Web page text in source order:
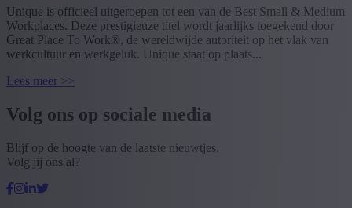
Unique is officieel uitgeroepen tot een van de Best Small & Medium
Workplaces. Deze prestigieuze titel wordt jaarlijks toegekend door
Great Place To Work®, de wereldwijde autoriteit op het vlak van
werkcultuur en werkgeluk. Unique staat op plaats...
Lees meer >>
Volg ons op sociale media
Blijf op de hoogte van de laatste nieuwtjes.
Volg jij ons al?